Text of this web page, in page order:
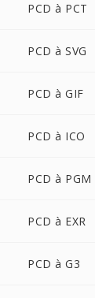
PCD à PCT
PCD à SVG
PCD à GIF
PCD à ICO
PCD à PGM
PCD à EXR
PCD à G3